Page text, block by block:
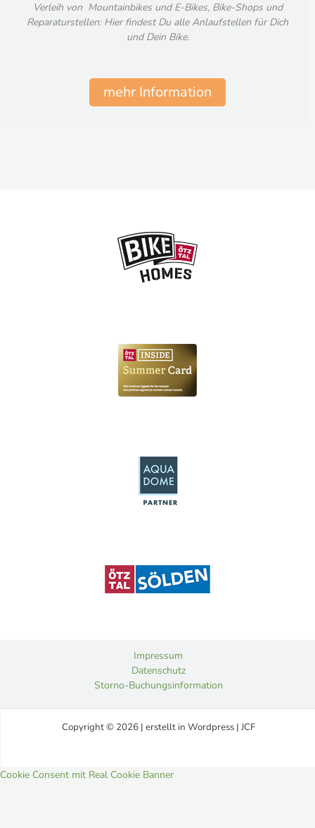
Verleih von Mountainbikes und E-Bikes, Bike-Shops und
Reparaturstellen: Hier findest Du alle Anlaufstellen für Dich
und Dein Bike.
mehr Information
Impressum
Datenschutz
Storno-Buchungsinformation
Copyright © 2026 | erstellt in Wordpress | JCF
Cookie Consent mit Real Cookie Banner